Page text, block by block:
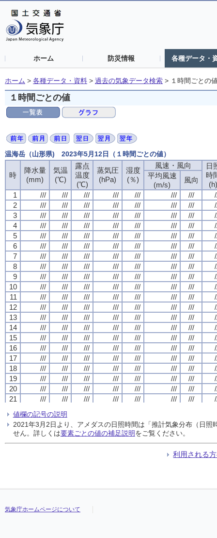
ホーム 防災情報 各種データ・
ホーム > 各種データ・資料 > 過去の気象データ検索 > １時間ごとの
１時間ごとの値
温海岳（山形県) 2023年5月12日（１時間ごとの値）
時
降水量
(mm)
気温
(℃)
露点
温度
(℃)
蒸気圧
(hPa)
湿度
(％)
風速・風向
日
時
(h)
平均風速
(m/s)
風向
1
/// /// /// /// /// /// ///
2
/// /// /// /// /// /// ///
3
/// /// /// /// /// /// ///
4
/// /// /// /// /// /// ///
5
/// /// /// /// /// /// ///
6
/// /// /// /// /// /// ///
7
/// /// /// /// /// /// ///
8
/// /// /// /// /// /// ///
9
/// /// /// /// /// /// ///
10
/// /// /// /// /// /// ///
11
/// /// /// /// /// /// ///
12
/// /// /// /// /// /// ///
13
/// /// /// /// /// /// ///
14
/// /// /// /// /// /// ///
15
/// /// /// /// /// /// ///
16
/// /// /// /// /// /// ///
17
/// /// /// /// /// /// ///
18
/// /// /// /// /// /// ///
19
/// /// /// /// /// /// ///
20
/// /// /// /// /// /// ///
21
/// /// /// /// /// /// ///
23
/// /// ///
24
/// /// /// /// /// /// ///
時
降水量
(mm)
気温
(℃)
露点
温度
(℃)
蒸気圧
(hPa)
湿度
(％)
風速・風向
日
時
(h)
平均風速
(m/s)
風向
1
/// /// /// /// /// /// ///
2
/// /// /// /// /// /// ///
3
/// /// /// /// /// /// ///
4
/// /// /// /// /// /// ///
5
/// /// /// /// /// /// ///
6
/// /// /// /// /// /// ///
7
/// /// /// /// /// /// ///
8
/// /// /// /// /// /// ///
9
/// /// /// /// /// /// ///
10
/// /// /// /// /// /// ///
11
/// /// /// /// /// /// ///
12
/// /// /// /// /// /// ///
13
/// /// /// /// /// /// ///
14
/// /// /// /// /// /// ///
15
/// /// /// /// /// /// ///
16
/// /// /// /// /// /// ///
17
/// /// /// /// /// /// ///
18
/// /// /// /// /// /// ///
19
/// /// /// /// /// /// ///
20
/// /// /// /// /// /// ///
21
/// /// /// /// /// /// ///
23
/// /// ///
24
/// /// /// /// /// /// ///
時
降水量
(mm)
気温
(℃)
露点
温度
(℃)
蒸気圧
(hPa)
湿度
(％)
風速・風向
日
時
(h)
平均風速
(m/s)
風向
1
/// /// /// /// /// /// ///
2
/// /// /// /// /// /// ///
3
/// /// /// /// /// /// ///
4
/// /// /// /// /// /// ///
5
/// /// /// /// /// /// ///
6
/// /// /// /// /// /// ///
7
/// /// /// /// /// /// ///
8
/// /// /// /// /// /// ///
9
/// /// /// /// /// /// ///
10
/// /// /// /// /// /// ///
11
/// /// /// /// /// /// ///
12
/// /// /// /// /// /// ///
13
/// /// /// /// /// /// ///
14
/// /// /// /// /// /// ///
15
/// /// /// /// /// /// ///
16
/// /// /// /// /// /// ///
17
/// /// /// /// /// /// ///
18
/// /// /// /// /// /// ///
19
/// /// /// /// /// /// ///
20
/// /// /// /// /// /// ///
21
/// /// /// /// /// /// ///
23
/// /// ///
24
/// /// /// /// /// /// ///
時
降水量
(mm)
気温
(℃)
露点
温度
(℃)
蒸気圧
(hPa)
湿度
(％)
風速・風向
日
時
(h)
平均風速
(m/s)
風向
1
/// /// /// /// /// /// ///
2
/// /// /// /// /// /// ///
3
/// /// /// /// /// /// ///
4
/// /// /// /// /// /// ///
5
/// /// /// /// /// /// ///
6
/// /// /// /// /// /// ///
7
/// /// /// /// /// /// ///
8
/// /// /// /// /// /// ///
9
/// /// /// /// /// /// ///
10
/// /// /// /// /// /// ///
11
/// /// /// /// /// /// ///
12
/// /// /// /// /// /// ///
13
/// /// /// /// /// /// ///
14
/// /// /// /// /// /// ///
15
/// /// /// /// /// /// ///
16
/// /// /// /// /// /// ///
17
/// /// /// /// /// /// ///
18
/// /// /// /// /// /// ///
19
/// /// /// /// /// /// ///
20
/// /// /// /// /// /// ///
21
/// /// /// /// /// /// ///
23
/// /// ///
24
/// /// /// /// /// /// ///
値欄の記号の説明
2021年3月2日より、アメダスの日照時間は「推計気象分布（日
せん。詳しくは要素ごとの値の補足説明をご覧ください。
利用される
気象庁ホームページについて